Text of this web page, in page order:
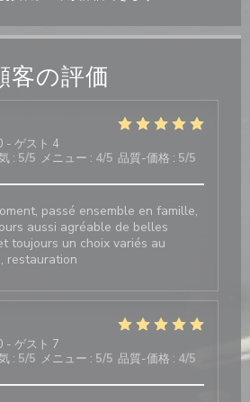
客の評価
- ゲスト 4
: 5/5 メニュー : 4/5 品質-価格 : 5/5
passé ensemble en famille,
aussi agréable de belles
toujours un choix variés au
restauration
- ゲスト 7
: 5/5 メニュー : 5/5 品質-価格 : 4/5